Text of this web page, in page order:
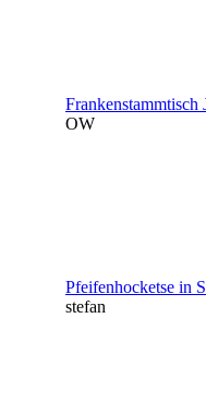
Frankenstammtisch
OW
Pfeifenhocketse in
stefan